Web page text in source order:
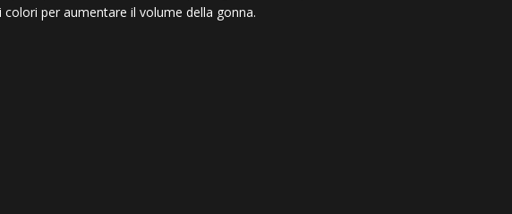
per aumentare il volume della gonna.